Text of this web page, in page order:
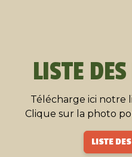
LISTE
Télécharge ici notre
Clique sur la photo
LISTE